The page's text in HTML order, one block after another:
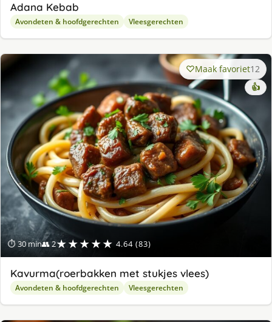
Adana Kebab
Avondeten & hoofdgerechten Vleesgerechten
⏱ 30 min👥 2★★★★★ 4.64 (83)
Maak favoriet12
👍
Kavurma(roerbakken met stukjes vlees)
Avondeten & hoofdgerechten Vleesgerechten